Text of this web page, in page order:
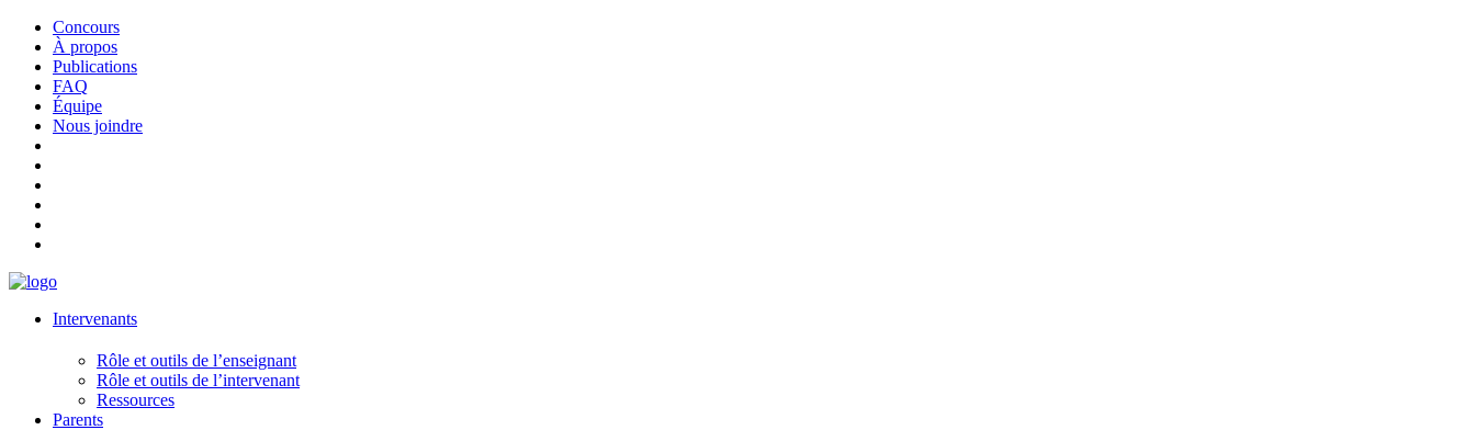
Concours
À propos
Publications
FAQ
Équipe
Nous joindre
Intervenants
Rôle et outils de l’enseignant
Rôle et outils de l’intervenant
Ressources
Parents